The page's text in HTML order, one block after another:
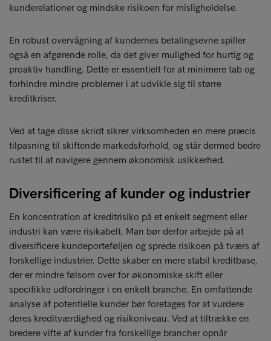
kunderelationer og mindske risikoen for misligholdelse.
En robust overvågning af kundernes betalingsevne spiller
også en afgørende rolle, da det giver mulighed for hurtig og
proaktiv handling. Dette er essentielt for at minimere tab og
forhindre mindre problemer i at udvikle sig til større
kreditkriser.
Ved at tage disse skridt sikrer virksomheden en mere præcis
tilpasning til skiftende markedsforhold, og står dermed bedre
rustet til at navigere gennem økonomisk usikkerhed.
Diversificering af kunder og industrier
En koncentration af kreditrisiko på et enkelt segment eller
industri kan være risikabelt. Man bør derfor arbejde på at
diversificere kundeporteføljen og sprede risikoen på tværs af
forskellige industrier. Dette skaber en mere stabil kreditbase,
der er mindre følsom over for økonomiske skift eller
specifikke udfordringer i en enkelt branche. En omfattende
analyse af potentielle kunder bør foretages for at vurdere
deres kreditværdighed og risikoniveau. Ved at tiltrække en
bredere vifte af kunder fra forskellige brancher opnår